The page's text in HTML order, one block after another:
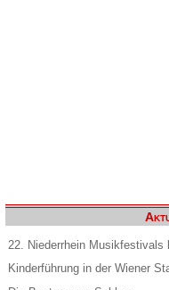
22. Niederrhein Musikfestivals
Kinderführung in der Wiener